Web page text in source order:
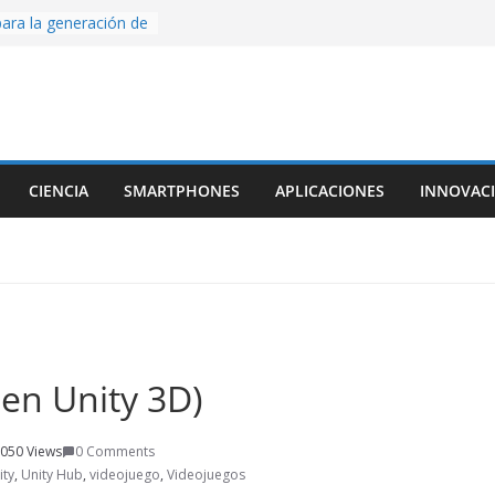
la generación de
desde cero
con Inteligencia
una app
escanear una
CIENCIA SMARTPHONES APLICACIONES
Unity 3D)
Views
0 Comments
, Unity Hub, videojuego, Videojuegos